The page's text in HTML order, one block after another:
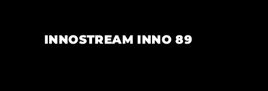
INNOSTREAM INNO 89